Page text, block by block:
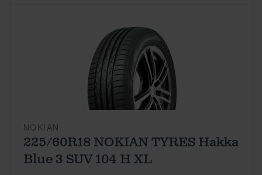
NOKIAN
225/60R18 NOKIAN TYRES Hakka
Blue 3 SUV 104 H XL